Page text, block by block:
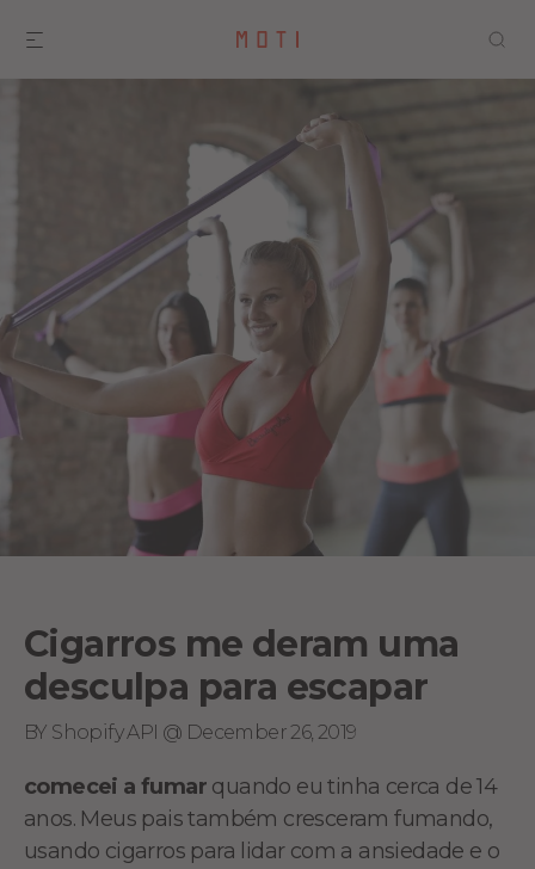
Cigarros me deram uma
desculpa para escapar
BY Shopify API @ December 26, 2019
comecei a fumar quando eu tinha cerca de 14
anos. Meus pais também cresceram fumando,
usando cigarros para lidar com a ansiedade e o